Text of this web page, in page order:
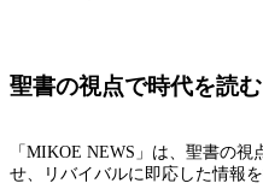
聖書の視点で時代を読む
「MIKOE NEWS」は、聖書の
せ、リバイバルに即応した情報を